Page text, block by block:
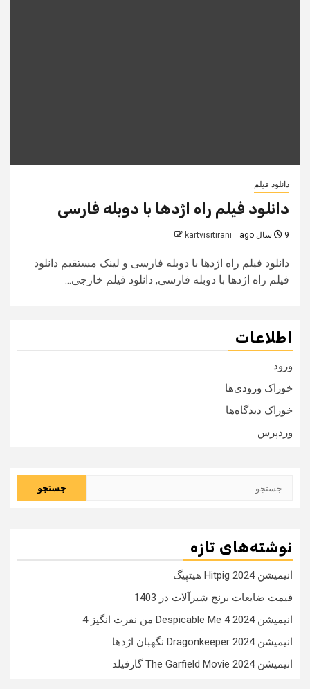
دانلود فیلم
دانلود فیلم راه اژدها با دوبله فارسی
9 سال ago kartvisitirani
دانلود فیلم راه اژدها با دوبله فارسی و لینک مستقیم دانلود
فیلم راه اژدها با دوبله فارسی, دانلود فیلم خارجی...
اطلاعات
ورود
خوراک ورودی‌ها
خوراک دیدگاه‌ها
وردپرس
نوشته‌های تازه
انیمیشن Hitpig 2024 هیتپیگ
قیمت ضایعات برنج شیرآلات در 1403
انیمیشن Despicable Me 4 2024 من نفرت انگیز 4
انیمیشن Dragonkeeper 2024 نگهبان اژدها
انیمیشن The Garfield Movie 2024 گارفیلد